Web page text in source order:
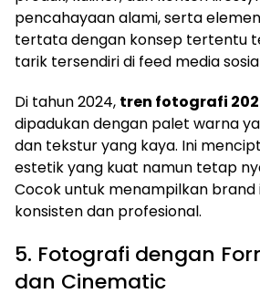
pencahayaan alami, serta
tertata dengan konsep tertentu
tarik tersendiri di feed media
Di tahun 2024, tren fotografi
dipadukan dengan palet warna
dan tekstur yang kaya. Ini
estetik yang kuat namun tetap
Cocok untuk menampilkan brand
konsisten dan profesional.
5. Fotografi dengan
dan Cinematic